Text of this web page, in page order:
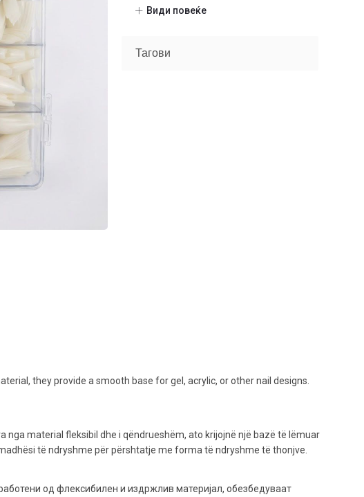
(20)
Manicure accessories
Види повеќе
Тагови
they provide a smooth base for gel, acrylic, or other nail designs.
material fleksibil dhe i qëndrueshëm, ato krijojnë një bazë të lëmuar
të ndryshme për përshtatje me forma të ndryshme të thonjve.
од флексибилен и издржлив материјал, обезбедуваат